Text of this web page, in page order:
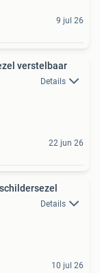
9 jul 26
verstelbaar
Details
22 jun 26
Details
10 jul 26